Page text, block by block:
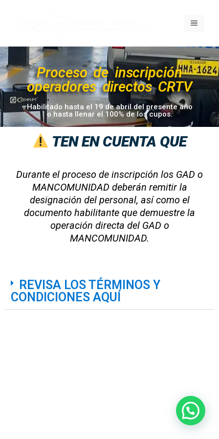
Proceso de inscripción
operadores directos CRTV
Habilitado hasta el 19 de abril del presente año
o hasta llenar el 100% de los cupos.
TEN EN CUENTA QUE
Durante el proceso de inscripción los GAD o
MANCOMUNIDAD deberán remitir la
designación del personal, así como el
documento habilitante que demuestre la
operación directa del GAD o
MANCOMUNIDAD.
REVISA LOS TÉRMINOS Y
CONDICIONES AQUÍ